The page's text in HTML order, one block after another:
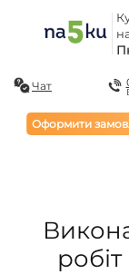
Чат
Оформити